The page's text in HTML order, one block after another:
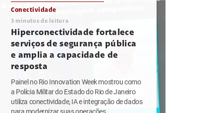
Conectividade
3 minutos de leitura
Hiperconectividade fortalece
serviços de segurança pública
e amplia a capacidade de
resposta
Painel no Rio Innovation Week mostrou como
a Polícia Militar do Estado do Rio de Janeiro
utiliza conectividade, IA e integração de dados